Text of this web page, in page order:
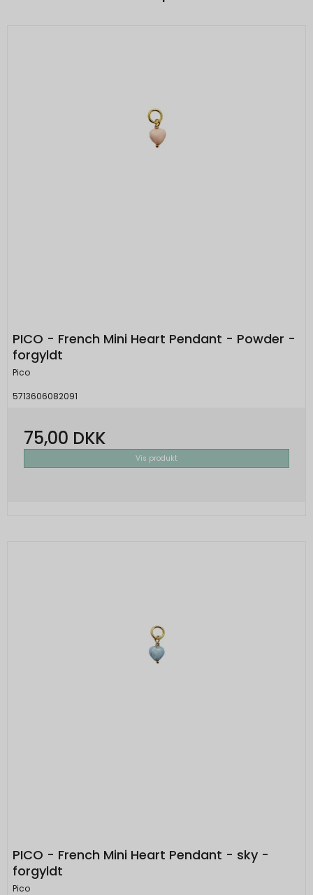
PICO - French Mini Heart Pendant - Powder -
forgyldt
Pico
5713606082091
75,00 DKK
Vis produkt
PICO - French Mini Heart Pendant - sky -
forgyldt
Pico